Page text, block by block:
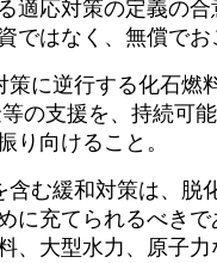
適応対策の定義の
ではなく、無償で
策に逆行する化石燃
の支援を、持続可
り向けること。
含む緩和対策は、脱
に充てられるべき
、大型水力、原子